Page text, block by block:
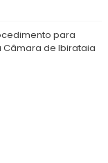
para
de Ibirataia